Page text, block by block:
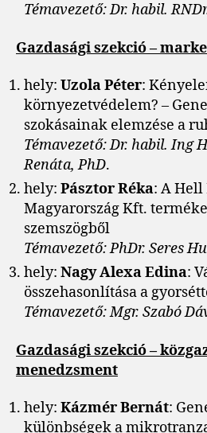
Témavezető: Dr. habil.
Gazdasági szekció –
hely: Uzola Péter:
környezetvédelem? –
szokásainak elemzése a
Témavezető: Dr. habil. Ing
Renáta, PhD.
hely: Pásztor Réka: A
Magyarország Kft.
szemszögből
Témavezető: PhDr. Seres
hely: Nagy Alexa Edina:
összehasonlítása a
Témavezető: Mgr. Szabó
Gazdasági szekció –
menedzsment
hely: Kázmér Bernát:
különbségek a